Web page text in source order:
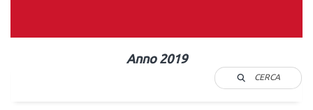
Anno 2019
CERCA